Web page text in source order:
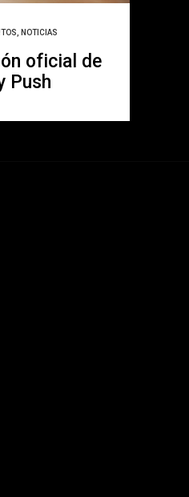
, NOTICIAS
oficial de
Push